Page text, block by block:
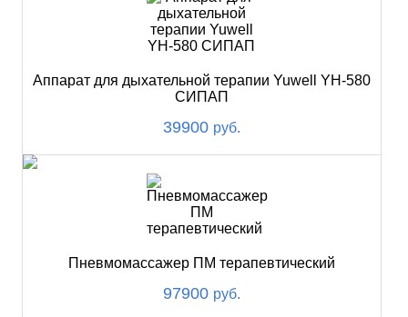
Аппарат для дыхательной терапии Yuwell YH-580
СИПАП
39900 руб.
Пневмомассажер ПМ терапевтический
97900 руб.